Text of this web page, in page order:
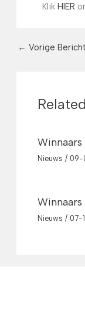
Klik HIER
← Vorige Bericht
Nieuws / 09-
Nieuws / 07-